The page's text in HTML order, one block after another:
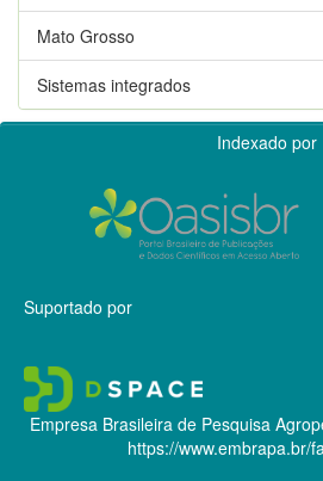
Mato Grosso
Sistemas integrados
Indexado por
Suportado por
Empresa Brasileira de Pesquisa
https://www.embrapa.br/